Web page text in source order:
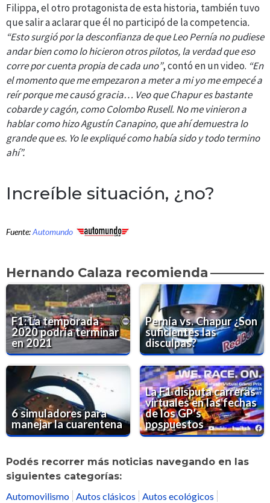
Filippa, el otro protagonista de esta historia, también tuvo
que salir a aclarar que él no participó de la competencia.
“Esto surgió por la desconfianza de que Leo Pernía no pudiese
andar bien como lo hicieron otros pilotos, la verdad que eso
corre por cuenta propia de cada uno”, contó en un video. “En
el momento que me empezaron a meter a mi yo me empecé a
reír porque me causó gracia… Veo que Chapur es bastante
cobarde y cagón, como Colombo Rusell. No me vinieron a
hablar como hizo Agustín Canapino, que ahí demuestra lo
grande que es. Yo le expliqué como había sido y todo termino
ahí”.
Increíble situación, ¿no?
Fuente:Automundo
Hernando Calaza recomienda
F1: La temporada
2020 podría terminar
en 2021
Pernía vs. Chapur ¿Son
suficientes las
disculpas?
6 simuladores para
manejar la cuarentena
La F1 disputa carreras
virtuales en las fechas
de los GP’s
pospuestos
Podés recorrer más noticias navegando en las
siguientes categorías:
Automovilismo Autos clásicos
Autos ecológicos